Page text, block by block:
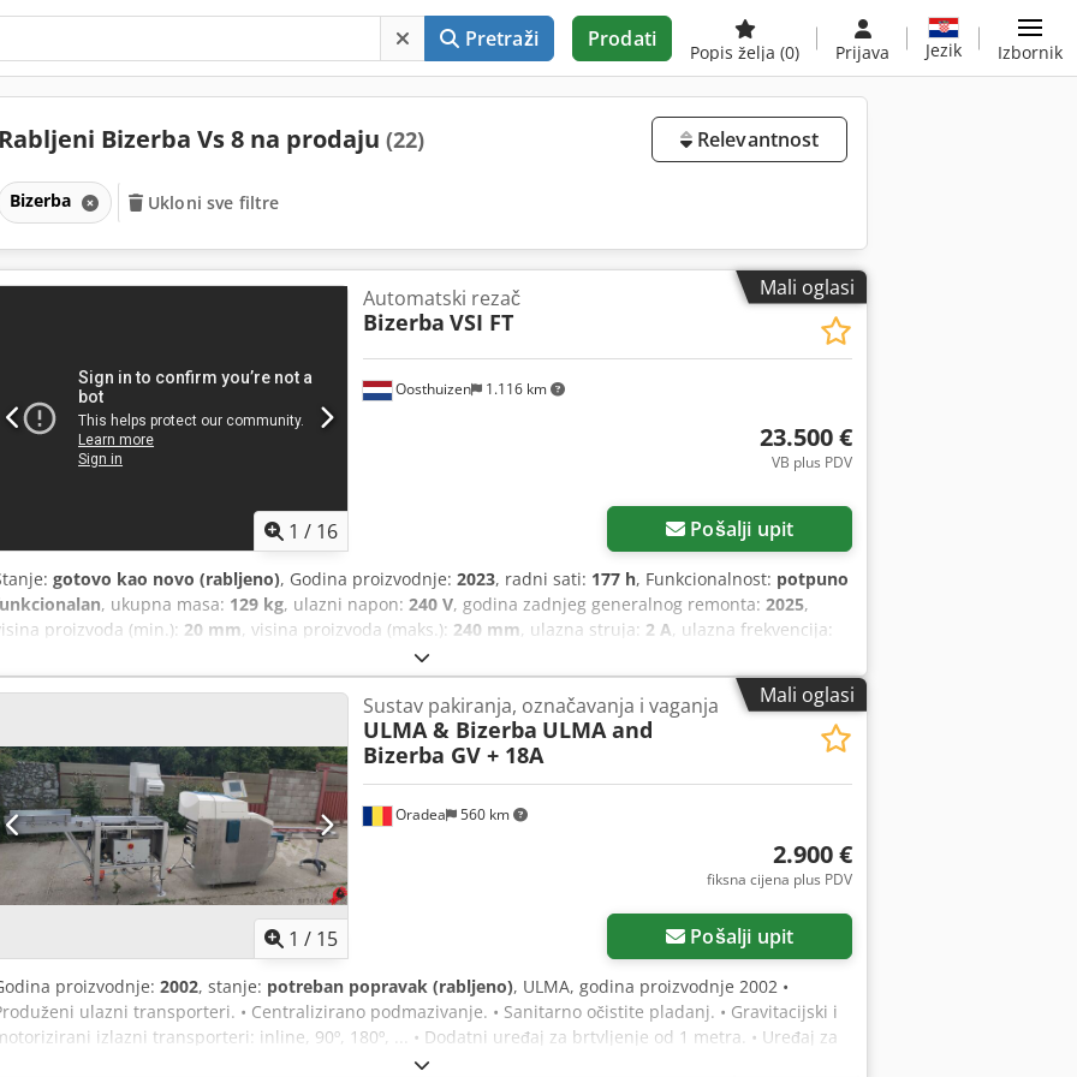
Pretraži Prodati
Popis želja (0) Prijava Jezik Izbornik
Rabljeni Bizerba Vs 8 na prodaju (22) Relevantnost
Bizerba Ukloni sve filtre
Mali oglasi
1 / 16
Oosthuizen 1.116 km
Automatski rezač
Bizerba VSI FT
23.500 €
VB plus PDV
Pošalji upit
gotovo kao novo (rabljeno), Godina proizvodnje: 2023, radni sati: 177 h, Funkcionalnost: potpuno
, ukupna masa: 129 kg, ulazni napon: 240 V, godina zadnjeg generalnog remonta: 2025,
proizvoda (min.): 20 mm, visina proizvoda (maks.): 240 mm, ulazna struja: 2 A, ulazna frekvencija:
, Nudimo ovu novu automatsku rezačicu Bizerba VSI FT s
vaganja, proizvedenu u studenom 2023. Napon: 220–240 V Struja: 2,9 A Frekvencija: 50/60 Hz
Stupanj zaštite: IPX5 Maksimalni kapacitet vaganja: 2 kg Točnost vaganja: 1 g Serijski broj: 12302883 Tip:
VSI FT Chedpfx Aozpztuoh Uja Ako imate pitanja ili želite više informacija, slobodno nam pošaljite poruku
nas nazovite.
Mali oglasi
1 / 15
Oradea 560 km
Sustav pakiranja, označavanja i vaganja
ULMA & Bizerba ULMA and
Bizerba GV + 18A
2.900 €
fiksna cijena plus PDV
Pošalji upit
proizvodnje: 2002, stanje: potreban popravak (rabljeno), ULMA, godina proizvodnje 2002 •
ulazni transporteri. • Centralizirano podmazivanje. • Sanitarno očistite pladanj. • Gravitacijski i
izlazni transporteri: inline, 90º, 180º, ... • Dodatni uređaj za brtvljenje od 1 metra. • Uređaj za
automatsko centriranje slike za tiskane filmove. • Tiskani nastavak za traku. • Prepoznavanje prozirnog